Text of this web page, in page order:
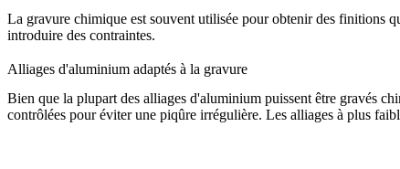
La gravure chimique est souvent utilisée pour obtenir des finitions
introduire des contraintes.
Alliages d'aluminium adaptés à la gravure
Bien que la plupart des alliages d'aluminium puissent être gravés
contrôlées pour éviter une piqûre irrégulière. Les alliages à plus